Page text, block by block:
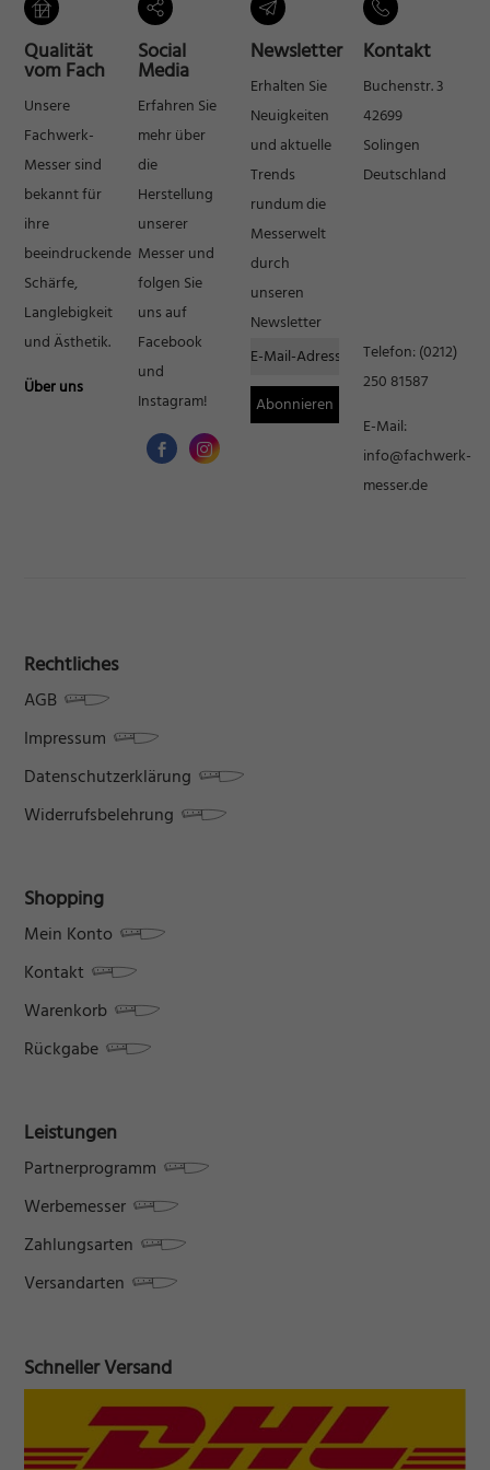
Qualität
vom Fach
Unsere
Fachwerk-
Messer sind
bekannt für
ihre
beeindruckende
Schärfe,
Langlebigkeit
und Ästhetik.
Über uns
Social
Media
Erfahren Sie
mehr über
die
Herstellung
unserer
Messer und
folgen Sie
uns auf
Facebook
und
Instagram!
Newsletter
Erhalten Sie
Neuigkeiten
und aktuelle
Trends
rundum die
Messerwelt
durch
unseren
Newsletter
Kontakt
Buchenstr. 3
42699
Solingen
Deutschland
Telefon: (0212)
250 81587
E-Mail:
info@fachwerk-
messer.de
Rechtliches
AGB
Impressum
Datenschutzerklärung
Widerrufsbelehrung
Shopping
Mein Konto
Kontakt
Warenkorb
Rückgabe
Leistungen
Partnerprogramm
Werbemesser
Zahlungsarten
Versandarten
Schneller Versand
Inhalte von Videoplattformen und Social-Media-Plattformen werden
werden, bedarf der Zugriff auf diese Inhalte keiner manuellen Einwilligung
mehr.
Cookie-Informationen anzeigen
Datenschutzerklärung